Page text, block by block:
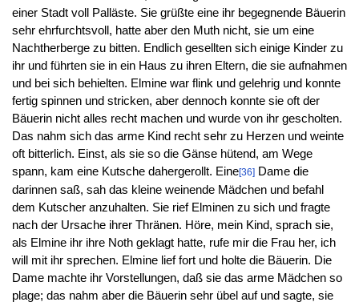
einer Stadt voll Palläste. Sie grüßte eine ihr begegnende Bäuerin
sehr ehrfurchtsvoll, hatte aber den Muth nicht, sie um eine
Nachtherberge zu bitten. Endlich gesellten sich einige Kinder zu
ihr und führten sie in ein Haus zu ihren Eltern, die sie aufnahmen
und bei sich behielten. Elmine war flink und gelehrig und konnte
fertig spinnen und stricken, aber dennoch konnte sie oft der
Bäuerin nicht alles recht machen und wurde von ihr gescholten.
Das nahm sich das arme Kind recht sehr zu Herzen und weinte
oft bitterlich. Einst, als sie so die Gänse hütend, am Wege
spann, kam eine Kutsche dahergerollt. Eine[36]Dame die
darinnen saß, sah das kleine weinende Mädchen und befahl
dem Kutscher anzuhalten. Sie rief Elminen zu sich und fragte
nach der Ursache ihrer Thränen. Höre, mein Kind, sprach sie,
als Elmine ihr ihre Noth geklagt hatte, rufe mir die Frau her, ich
will mit ihr sprechen. Elmine lief fort und holte die Bäuerin. Die
Dame machte ihr Vorstellungen, daß sie das arme Mädchen so
plage; das nahm aber die Bäuerin sehr übel auf und sagte, sie